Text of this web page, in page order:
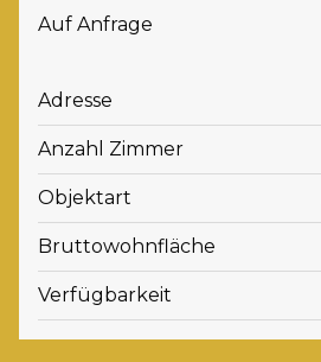
Auf Anfrage
Adresse
Anzahl Zimmer
Objektart
Bruttowohnfläche
Verfügbarkeit